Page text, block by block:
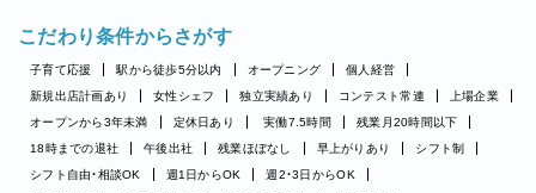
こだわり条件からさがす
子育て応援 駅から徒歩5分以内 オープニング
個人経営
新規出店計画あり
女性シェフ 独立実績あり コンテスト常連
上場企業
オープンから3年未満
定休日あり 実働7.5時間
残業月20時間以下
18時までの退社
午後出社 残業ほぼなし 早上がりあり
シフト制
シフト自由・相談OK
週1日からOK
週2・3日からOK